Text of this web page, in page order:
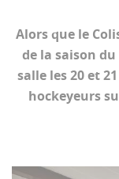
Alors que le
de la saison
salle les 20 et
hockeyeurs